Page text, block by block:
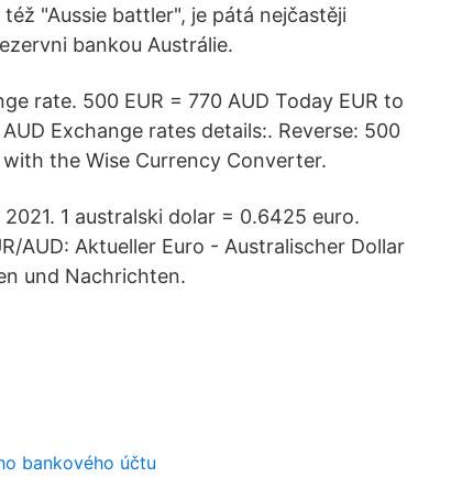
"Aussie battler", je pátá nejčastěji
bankou Austrálie.
rate. 500 EUR = 770 AUD Today EUR to
Exchange rates details:. Reverse: 500
the Wise Currency Converter.
1 australski dolar = 0.6425 euro.
AUD: Aktueller Euro - Australischer Dollar
und Nachrichten.
bankového účtu